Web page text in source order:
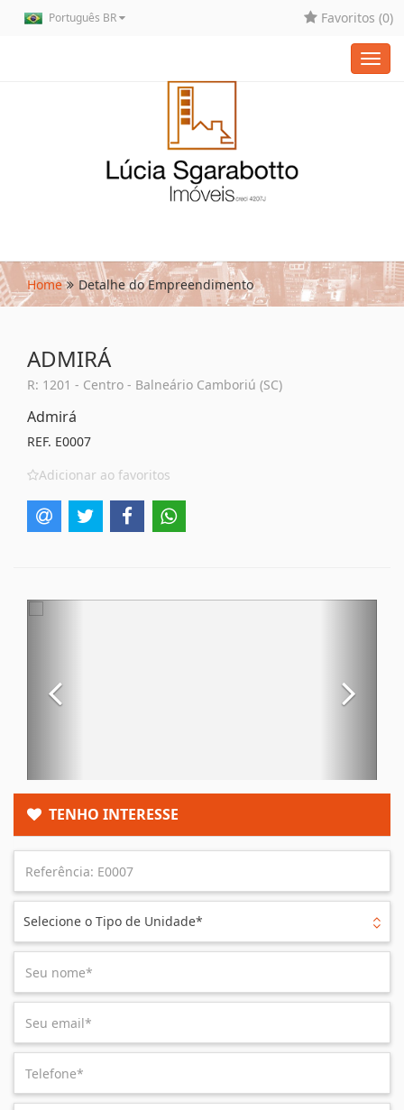
Português BR Favoritos (0)
Home Detalhe do Empreendimento
ADMIRÁ
R: 1201 - Centro - Balneário Camboriú (SC)
Admirá
REF. E0007
Adicionar ao favoritos
TENHO INTERESSE
Selecione o Tipo de Unidade*